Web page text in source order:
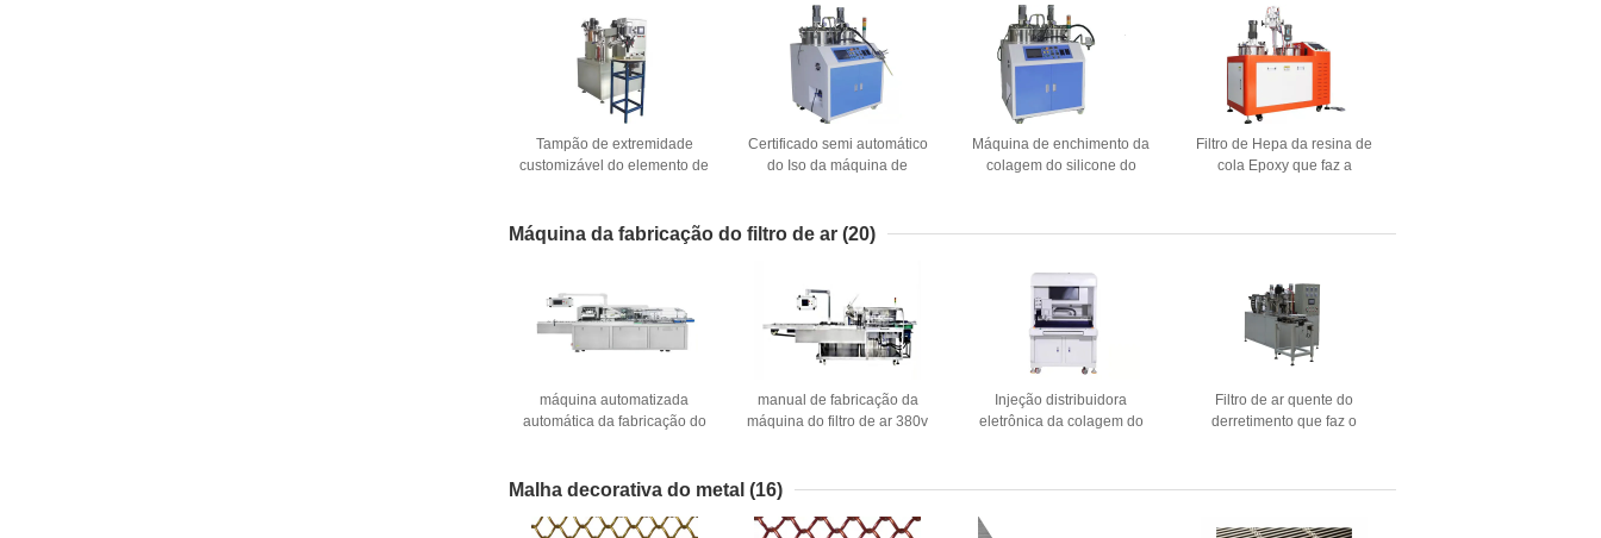
Tampão de extremidade
customizável do elemento de
colagem
Certificado semi automático
do Iso da máquina de
Máquina de enchimento da
colagem do silicone do
Filtro de Hepa da resina de
cola Epoxy que faz a
dois automática
Máquina da fabricação do filtro de ar (20)
máquina automatizada
automática da fabricação do
manual de fabricação da
máquina do filtro de ar 380v
Injeção distribuidora
eletrônica da colagem do
Filtro de ar quente do
derretimento que faz o
quatro totalmente automático
Malha decorativa do metal (16)